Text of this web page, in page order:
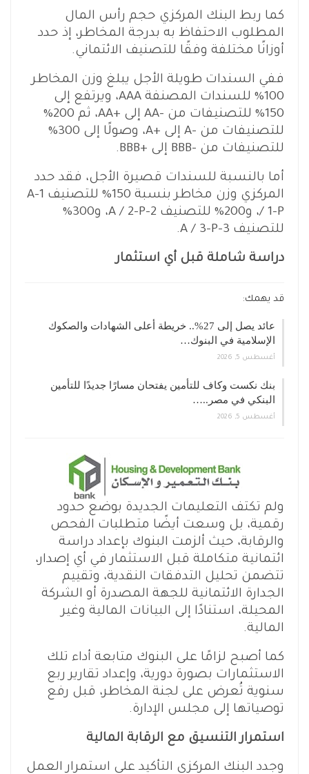
كما ربط البنك المركزي حجم رأس المال
المطلوب الاحتفاظ به بدرجة المخاطر، إذ حدد
أوزانًا مختلفة وفقًا للتصنيف الائتماني.
ففي السندات طويلة الأجل يبلغ وزن المخاطر
100% للسندات المصنفة AAA، ويرتفع إلى
150% للتصنيفات من -AA إلى +AA، ثم 200%
للتصنيفات من -A إلى +A، وصولًا إلى 300%
للتصنيفات من -BBB إلى +BBB.
أما بالنسبة للسندات قصيرة الأجل، فقد حدد
المركزي وزن مخاطر بنسبة 150% للتصنيف 1-A
/ 1-P، و200% للتصنيف 2-A / 2-P، و300%
للتصنيف 3-A / 3-P.
دراسة شاملة قبل أي استثمار
قد يهمك:
عائد يصل إلى 27%.. خريطة أعلى الشهادات والصكوك
الإسلامية في البنوك…
أغسطس 5, 2026
بنك نكست وكاف للتأمين يفتحان مسارًا جديدًا للتأمين
البنكي في مصر..…
أغسطس 5, 2026
ولم تكتف التعليمات الجديدة بوضع حدود
رقمية، بل وسعت أيضًا متطلبات الفحص
والرقابة، حيث ألزمت البنوك بإعداد دراسة
ائتمانية متكاملة قبل الاستثمار في أي إصدار،
تتضمن تحليل التدفقات النقدية، وتقييم
الجدارة الائتمانية للجهة المصدرة أو الشركة
المحيلة، استنادًا إلى البيانات المالية وغير
المالية.
كما أصبح لزامًا على البنوك متابعة أداء تلك
الاستثمارات بصورة دورية، وإعداد تقارير ربع
سنوية تُعرض على لجنة المخاطر، قبل رفع
توصياتها إلى مجلس الإدارة.
استمرار التنسيق مع الرقابة المالية
وجدد البنك المركزي التأكيد على استمرار العمل